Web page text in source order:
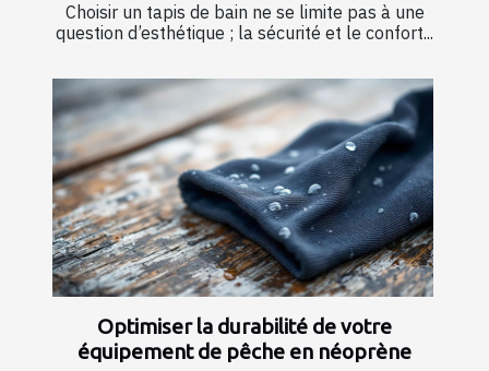
Choisir un tapis de bain ne se limite pas à une
question d’esthétique ; la sécurité et le confort...
Optimiser la durabilité de votre
équipement de pêche en néoprène